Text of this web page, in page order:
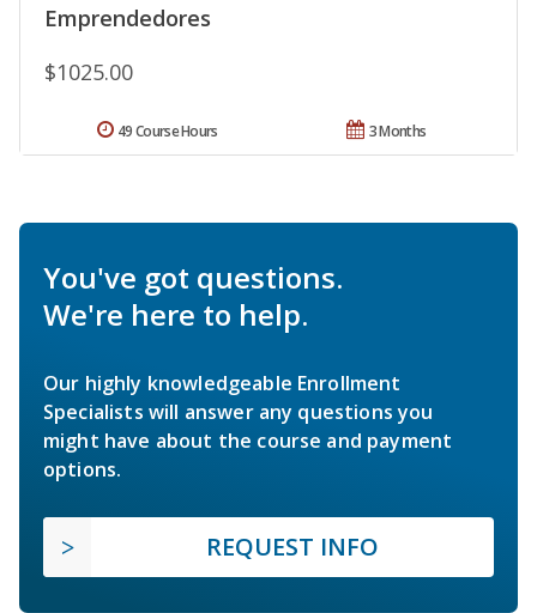
Emprendedores
$1025.00
3 Months
49 Course Hours
You've got questions.
We're here to help.
Our highly knowledgeable Enrollment
Specialists will answer any questions you
might have about the course and payment
options.
REQUEST INFO